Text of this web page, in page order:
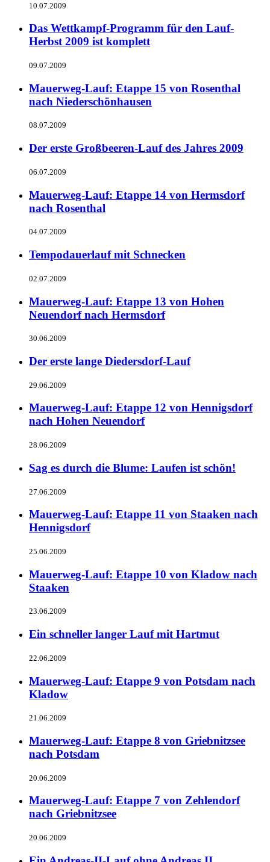
10.07.2009
Das Wettkampf-Programm für den Lauf-
Herbst 2009 ist komplett
09.07.2009
Mauerweg-Lauf: Etappe 15 von Rosenthal
nach Niederschönhausen
08.07.2009
Der erste Großbeeren-Lauf des Jahres 2009
06.07.2009
Mauerweg-Lauf: Etappe 14 von Hermsdorf
nach Rosenthal
04.07.2009
Tempodauerlauf mit Schnecken
02.07.2009
Mauerweg-Lauf: Etappe 13 von Hohen
Neuendorf nach Hermsdorf
30.06.2009
Der erste lange Diedersdorf-Lauf
29.06.2009
Mauerweg-Lauf: Etappe 12 von Hennigsdorf
nach Hohen Neuendorf
28.06.2009
Sag es durch die Blume: Laufen ist schön!
27.06.2009
Mauerweg-Lauf: Etappe 11 von Staaken nach
Hennigsdorf
25.06.2009
Mauerweg-Lauf: Etappe 10 von Kladow nach
Staaken
23.06.2009
Ein schneller langer Lauf mit Hartmut
22.06.2009
Mauerweg-Lauf: Etappe 9 von Potsdam nach
Kladow
21.06.2009
Mauerweg-Lauf: Etappe 8 von Griebnitzsee
nach Potsdam
20.06.2009
Mauerweg-Lauf: Etappe 7 von Zehlendorf
nach Griebnitzsee
20.06.2009